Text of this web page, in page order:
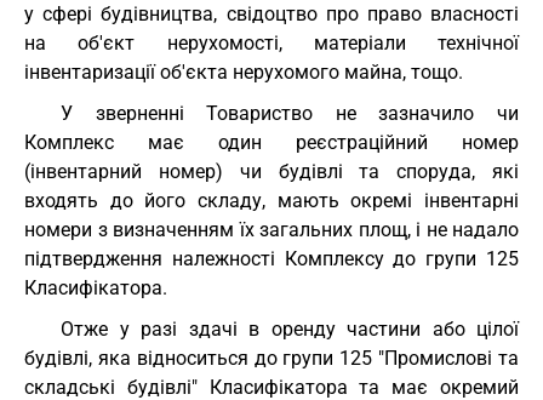
у сфері будівництва, свідоцтво про право власності
на об'єкт нерухомості, матеріали технічної
інвентаризації об'єкта нерухомого майна, тощо.
У зверненні Товариство не зазначило чи
Комплекс має один реєстраційний номер
(інвентарний номер) чи будівлі та споруда, які
входять до його складу, мають окремі інвентарні
номери з визначенням їх загальних площ, і не надало
підтвердження належності Комплексу до групи 125
Класифікатора.
Отже у разі здачі в оренду частини або цілої
будівлі, яка відноситься до групи 125 "Промислові та
складські будівлі" Класифікатора та має окремий